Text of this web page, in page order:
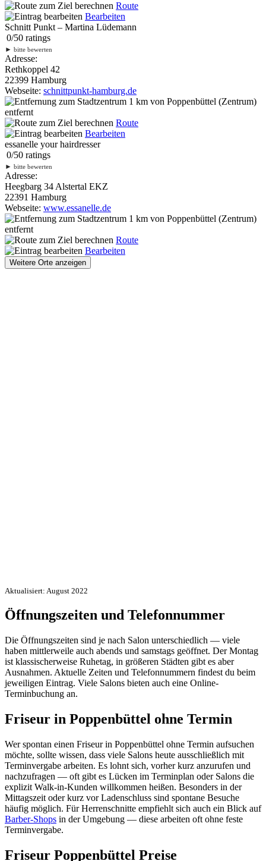
Route
Bearbeiten
Schnitt Punkt – Martina Lüdemann
0/50 ratings
► bitte bewerten
Adresse:
Rethkoppel 42
22399 Hamburg
Webseite: schnittpunkt-hamburg.de
1 km von Poppenbüttel (Zentrum)
entfernt
Route
Bearbeiten
essanelle your hairdresser
0/50 ratings
► bitte bewerten
Adresse:
Heegbarg 34 Alstertal EKZ
22391 Hamburg
Webseite: www.essanelle.de
1 km von Poppenbüttel (Zentrum)
entfernt
Route
Bearbeiten
Weitere Orte anzeigen
Aktualisiert: August 2022
Öffnungszeiten und Telefonnummer
Die Öffnungszeiten sind je nach Salon unterschiedlich — viele
haben mittlerweile auch abends und samstags geöffnet. Der Montag
ist klassischerweise Ruhetag, in größeren Städten gibt es aber
Ausnahmen. Aktuelle Zeiten und Telefonnummern findest du beim
jeweiligen Eintrag. Viele Salons bieten auch eine Online-
Terminbuchung an.
Friseur in Poppenbüttel ohne Termin
Wer spontan einen Friseur in Poppenbüttel ohne Termin aufsuchen
möchte, sollte wissen, dass viele Salons heute ausschließlich mit
Terminvergabe arbeiten. Es lohnt sich, vorher kurz anzurufen und
nachzufragen — oft gibt es Lücken im Terminplan oder Salons die
explizit Walk-in-Kunden willkommen heißen. Besonders in der
Mittagszeit oder kurz vor Ladenschluss sind spontane Besuche
häufig möglich. Für Herrenschnitte empfiehlt sich auch ein Blick auf
Barber-Shops in der Umgebung — diese arbeiten oft ohne feste
Terminvergabe.
Friseur Poppenbüttel Preise